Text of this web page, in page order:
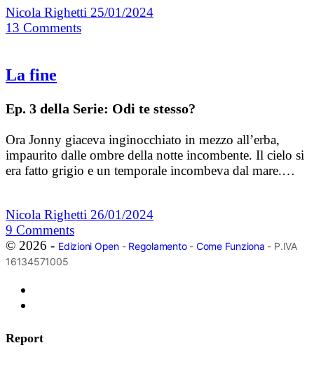
Nicola Righetti 25/01/2024
13 Comments
La fine
Ep. 3 della Serie: Odi te stesso?
Ora Jonny giaceva inginocchiato in mezzo all’erba,
impaurito dalle ombre della notte incombente. Il cielo si
era fatto grigio e un temporale incombeva dal mare.…
Nicola Righetti 26/01/2024
9 Comments
© 2026 - Edizioni Open- Regolamento- Come Funziona - P.IVA
16134571005
Report